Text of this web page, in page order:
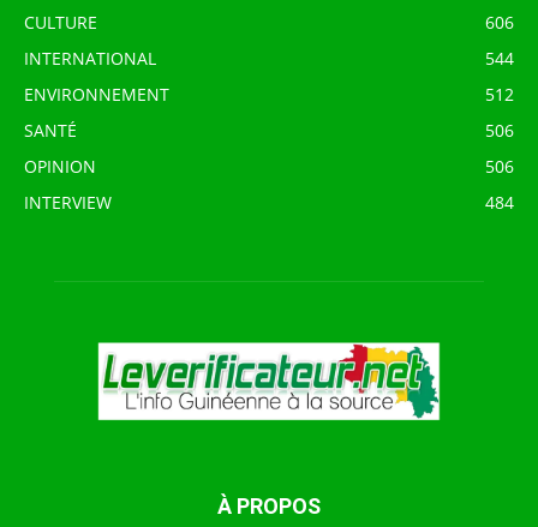
CULTURE
606
INTERNATIONAL
544
ENVIRONNEMENT
512
SANTÉ
506
OPINION
506
INTERVIEW
484
À PROPOS